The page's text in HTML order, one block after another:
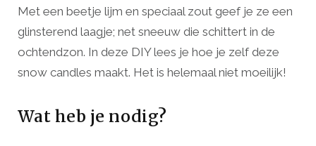
Met een beetje lijm en speciaal zout geef je ze een
glinsterend laagje; net sneeuw die schittert in de
ochtendzon. In deze DIY lees je hoe je zelf deze
snow candles maakt. Het is helemaal niet moeilijk!
Wat heb je nodig?